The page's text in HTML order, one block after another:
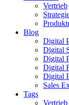
Vertrieb
Blog
Digital
Digital
Digital
Digital
Digital
Sales
Tags
Vertrieb